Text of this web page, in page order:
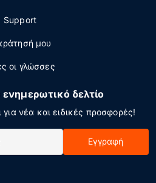
Support
μου
οι γλώσσες
δελτίο
νέα και ειδικές προσφορές!
Εγγραφή